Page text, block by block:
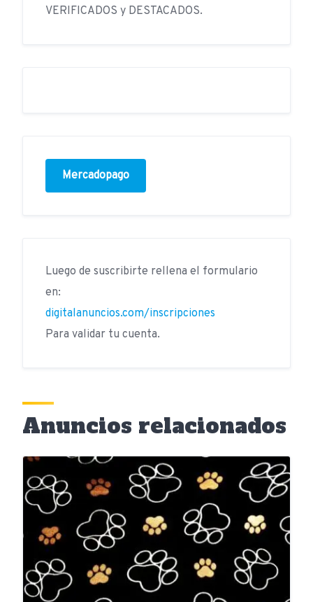
VERIFICADOS y DESTACADOS.
Mercadopago
Luego de suscribirte rellena el formulario
en:
digitalanuncios.com/inscripciones
Para validar tu cuenta.
Anuncios relacionados